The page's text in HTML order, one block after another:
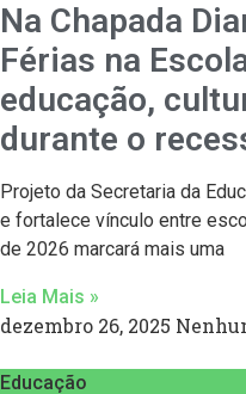
Na Chapada
Férias na
educação,
durante o
Projeto da Secretaria da
e fortalece vínculo entre
de 2026 marcará mais uma
Leia Mais »
dezembro 26, 2025
Educação